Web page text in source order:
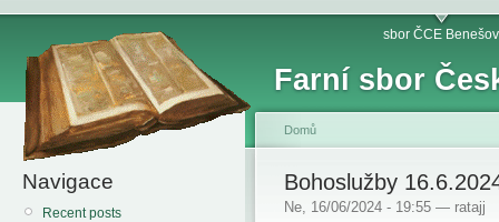
Farní sbor
sbor ČCE Benešov
Navigace
Recent posts
Domů
Bohoslužby
Ne, 16/06/2024 - 19:55 — ratajj